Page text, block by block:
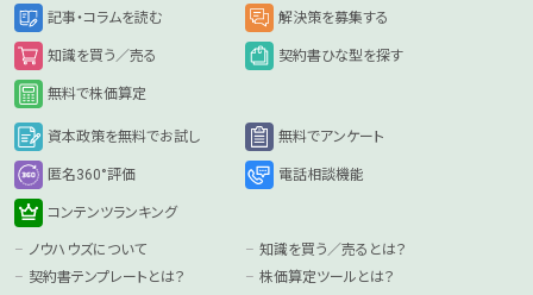
記事・コラムを読む 解決策を募集する
知識を買う／売る 契約書ひな型を探す
無料で株価算定
資本政策を無料でお試し 無料でアンケート
匿名360°評価 電話相談機能
コンテンツランキング
ノウハウズについて
知識を買う／売るとは？
契約書テンプレートとは？
株価算定ツールとは？